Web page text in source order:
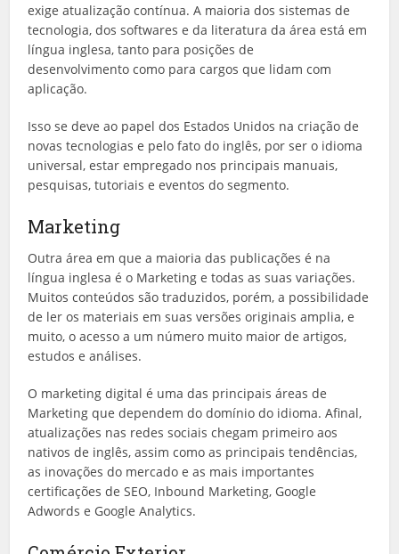
exige atualização contínua. A maioria dos sistemas de
tecnologia, dos softwares e da literatura da área está em
língua inglesa, tanto para posições de
desenvolvimento como para cargos que lidam com
aplicação.
Isso se deve ao papel dos Estados Unidos na criação de
novas tecnologias e pelo fato do inglês, por ser o idioma
universal, estar empregado nos principais manuais,
pesquisas, tutoriais e eventos do segmento.
Marketing
Outra área em que a maioria das publicações é na
língua inglesa é o Marketing e todas as suas variações.
Muitos conteúdos são traduzidos, porém, a possibilidade
de ler os materiais em suas versões originais amplia, e
muito, o acesso a um número muito maior de artigos,
estudos e análises.
O marketing digital é uma das principais áreas de
Marketing que dependem do domínio do idioma. Afinal,
atualizações nas redes sociais chegam primeiro aos
nativos de inglês, assim como as principais tendências,
as inovações do mercado e as mais importantes
certificações de SEO, Inbound Marketing, Google
Adwords e Google Analytics.